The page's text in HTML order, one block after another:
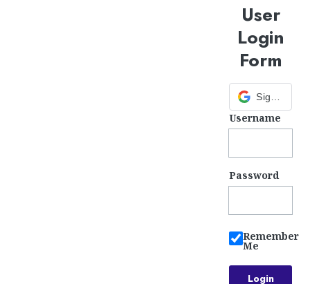
User
Login
Form
Username
Password
Remember
Me